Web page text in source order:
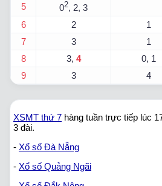
5 02, 2, 3
6 2 1
7
3 1
8
3, 4 0, 1
9
3 4
XSMT thứ 7 hàng tuần trực tiếp lúc
3 đài.
- Xổ số Đà Nẵng
- Xổ số Quảng Ngãi